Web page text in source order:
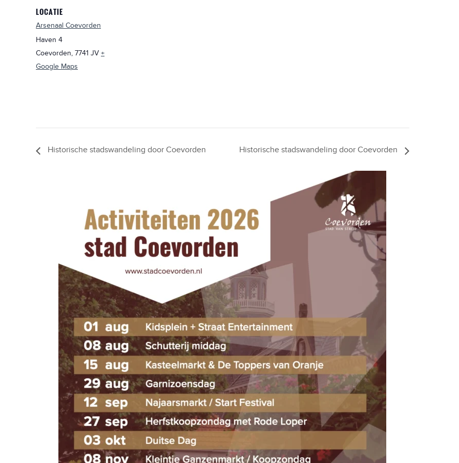
LOCATIE
Arsenaal Coevorden
Haven 4
Coevorden, 7741 JV +
Google Maps
Historische stadswandeling door Coevorden Historische stadswandeling door Coevorden